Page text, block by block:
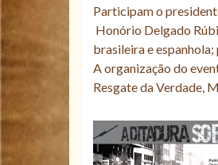
Participam o
Honório Delgado
brasileira e
A organização do
Resgate da Verdade,